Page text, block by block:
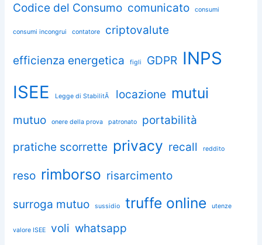
Codice del Consumo comunicato consumi
consumi incongrui contatore criptovalute
efficienza energetica figli GDPR INPS
ISEE
Legge di StabilitÃ locazione mutui
mutuo onere della prova patronato
portabilità
pratiche scorrette privacy recall reddito
reso rimborso risarcimento
surroga mutuo sussidio truffe online utenze
valore ISEE voli whatsapp